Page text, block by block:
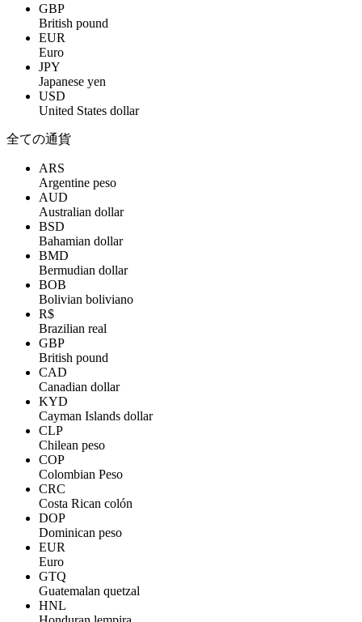
GBP
British pound
EUR
Euro
JPY
Japanese yen
USD
United States dollar
全ての通貨
ARS
Argentine peso
AUD
Australian dollar
BSD
Bahamian dollar
BMD
Bermudian dollar
BOB
Bolivian boliviano
R$
Brazilian real
GBP
British pound
CAD
Canadian dollar
KYD
Cayman Islands dollar
CLP
Chilean peso
COP
Colombian Peso
CRC
Costa Rican colón
DOP
Dominican peso
EUR
Euro
GTQ
Guatemalan quetzal
HNL